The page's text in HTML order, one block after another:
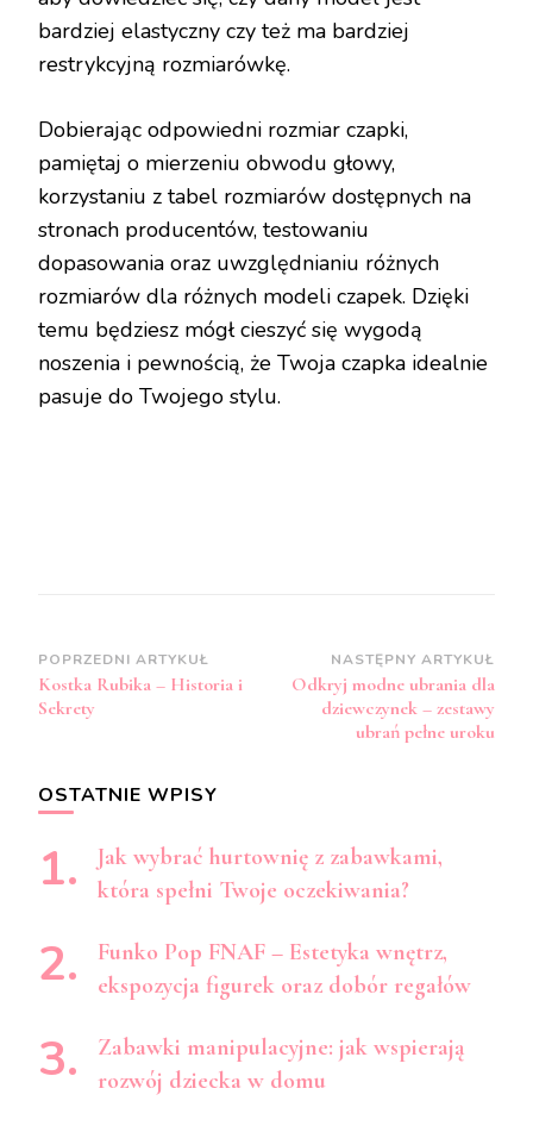
bardziej elastyczny czy też ma bardziej
restrykcyjną rozmiarówkę.
Dobierając odpowiedni rozmiar czapki,
pamiętaj o mierzeniu obwodu głowy,
korzystaniu z tabel rozmiarów dostępnych na
stronach producentów, testowaniu
dopasowania oraz uwzględnianiu różnych
rozmiarów dla różnych modeli czapek. Dzięki
temu będziesz mógł cieszyć się wygodą
noszenia i pewnością, że Twoja czapka idealnie
pasuje do Twojego stylu.
Zobacz
wpisy
POPRZEDNI ARTYKUŁ
Kostka Rubika – Historia i
Sekrety
NASTĘPNY ARTYKUŁ
Odkryj modne ubrania dla
dziewczynek – zestawy
ubrań pełne uroku
OSTATNIE WPISY
Jak wybrać hurtownię z zabawkami,
która spełni Twoje oczekiwania?
Funko Pop FNAF – Estetyka wnętrz,
ekspozycja figurek oraz dobór regałów
Zabawki manipulacyjne: jak wspierają
rozwój dziecka w domu